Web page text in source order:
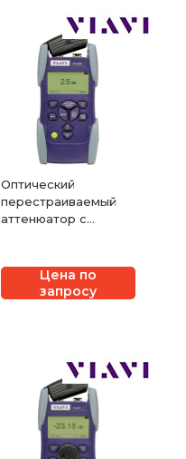
Оптический
перестраиваемый
аттенюатор с
сигнала VIAVI OLA-
Цена по
запросу